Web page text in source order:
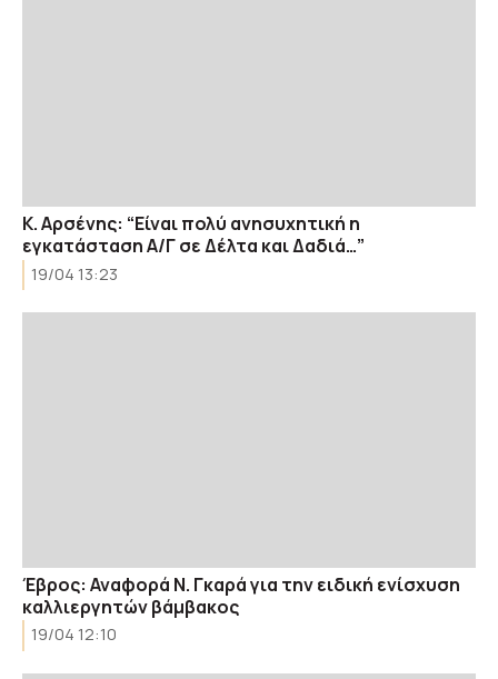
Κ. Αρσένης: “Είναι πολύ ανησυχητική η
εγκατάσταση Α/Γ σε Δέλτα και Δαδιά…”
19/04 13:23
Έβρος: Αναφορά Ν. Γκαρά για την ειδική ενίσχυση
καλλιεργητών βάμβακος
19/04 12:10